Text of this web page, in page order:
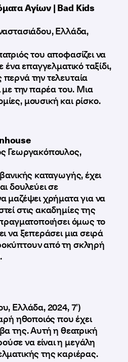
Αγίων | Bad Kids
Ελλάδα,
του αποφασίζει να
ένα επαγγελματικό ταξίδι,
την τελευταία
με την παρέα του. Μια
μουσική και ρίσκο.
Γεωργακόπουλος,
καταγωγής, έχει
δουλεύει σε
μαζέψει χρήματα για να
στις ακαδημίες της
όμως το
να ξεπεράσει μια σειρά
από τη σκληρή
Ελλάδα, 2024, 7’)
ηθοποιός που έχει
της. Αυτή η θεατρική
να είναι η μεγάλη
της καριέρας.